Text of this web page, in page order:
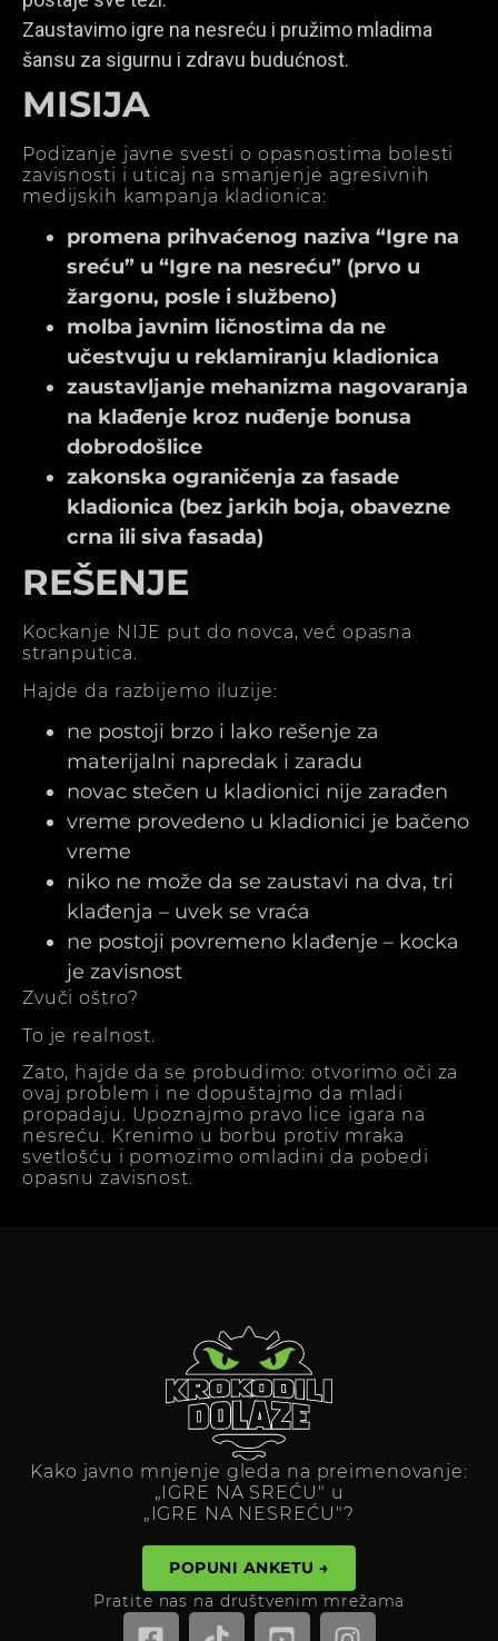
Zaustavimo igre na nesreću i pružimo mladima
šansu za sigurnu i zdravu budućnost.
MISIJA
Podizanje javne svesti o opasnostima bolesti
zavisnosti i uticaj na smanjenje agresivnih
medijskih kampanja kladionica:
promena prihvaćenog naziva “Igre na
sreću” u “Igre na nesreću” (prvo u
žargonu, posle i službeno)
molba javnim ličnostima da ne
učestvuju u reklamiranju kladionica
zaustavljanje mehanizma nagovaranja
na klađenje kroz nuđenje bonusa
dobrodošlice
zakonska ograničenja za fasade
kladionica (bez jarkih boja, obavezne
crna ili siva fasada)
REŠENJE
Kockanje NIJE put do novca, već opasna
stranputica.
Hajde da razbijemo iluzije:
ne postoji brzo i lako rešenje za
materijalni napredak i zaradu
novac stečen u kladionici nije zarađen
vreme provedeno u kladionici je bačeno
vreme
niko ne može da se zaustavi na dva, tri
klađenja – uvek se vraća
ne postoji povremeno klađenje – kocka
je zavisnost
Zvuči oštro?
To je realnost.
Zato, hajde da se probudimo: otvorimo oči za
ovaj problem i ne dopuštajmo da mladi
propadaju. Upoznajmo pravo lice igara na
nesreću. Krenimo u borbu protiv mraka
svetlošću i pomozimo omladini da pobedi
opasnu zavisnost.
Kako javno mnjenje gleda na preimenovanje:
„IGRE NA SREĆU" u
„IGRE NA NESREĆU"?
POPUNI ANKETU →
Pratite nas na društvenim mrežama